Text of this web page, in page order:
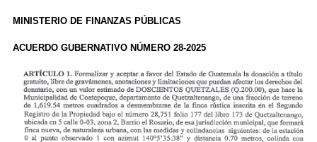
MINISTERIO DE FINANZAS PÚBLICAS
ACUERDO GUBERNATIVO NÚMERO 28-2025